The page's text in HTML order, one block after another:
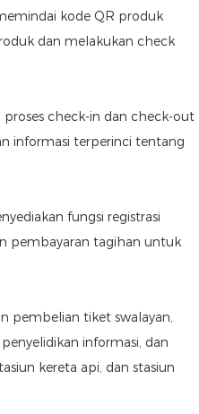
kode QR produk
dan melakukan check
proses check-in dan check-out
informasi terperinci tentang
fungsi registrasi
pembayaran tagihan untuk
pembelian tiket swalayan,
informasi, dan
kereta api, dan stasiun